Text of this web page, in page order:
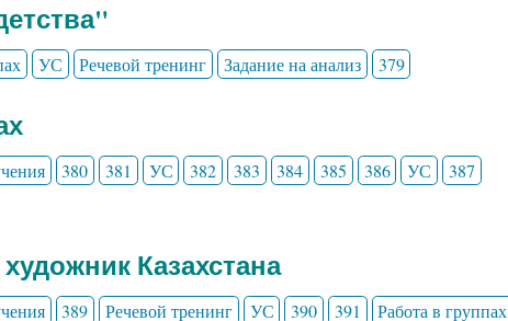
УС Речевой тренинг Задание на анализ 379
380 381 УС 382 383 384 385 386 УС
387
Казахстана
389 Речевой тренинг УС 390 391
Работа в группах